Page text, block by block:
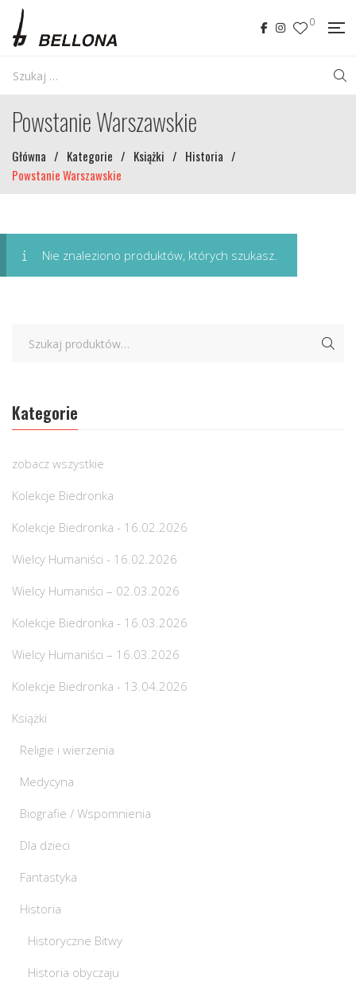
0
Powstanie Warszawskie
Główna / Kategorie / Książki / Historia /
Powstanie Warszawskie
Nie znaleziono produktów, których szukasz.
Kategorie
zobacz wszystkie
Kolekcje Biedronka
Kolekcje Biedronka - 16.02.2026
Wielcy Humaniści - 16.02.2026
Wielcy Humaniści – 02.03.2026
Kolekcje Biedronka - 16.03.2026
Wielcy Humaniści – 16.03.2026
Kolekcje Biedronka - 13.04.2026
Książki
Religie i wierzenia
Medycyna
Biografie / Wspomnienia
Dla dzieci
Fantastyka
Historia
Historyczne Bitwy
Historia obyczaju